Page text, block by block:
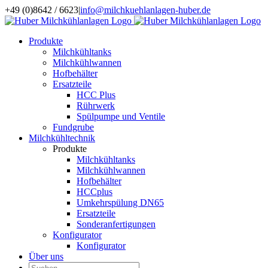
Zum
Inhalt
+49 (0)8642 / 6623|info@milchkuehlanlagen-huber.de
Produkte
Milchkühltanks
Milchkühlwannen
Hofbehälter
Ersatzteile
HCC Plus
Rührwerk
Spülpumpe und Ventile
Fundgrube
Milchkühltechnik
Produkte
Milchkühltanks
Milchkühlwannen
Hofbehälter
HCCplus
Umkehrspülung DN65
Ersatzteile
Sonderanfertigungen
Konfigurator
Konfigurator
Über uns